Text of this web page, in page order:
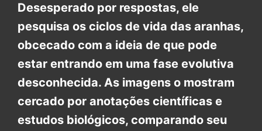
Desesperado por respostas, ele
pesquisa os ciclos de vida das aranhas,
obcecado com a ideia de que pode
estar entrando em uma fase evolutiva
desconhecida. As imagens o mostram
cercado por anotações científicas e
estudos biológicos, comparando seu